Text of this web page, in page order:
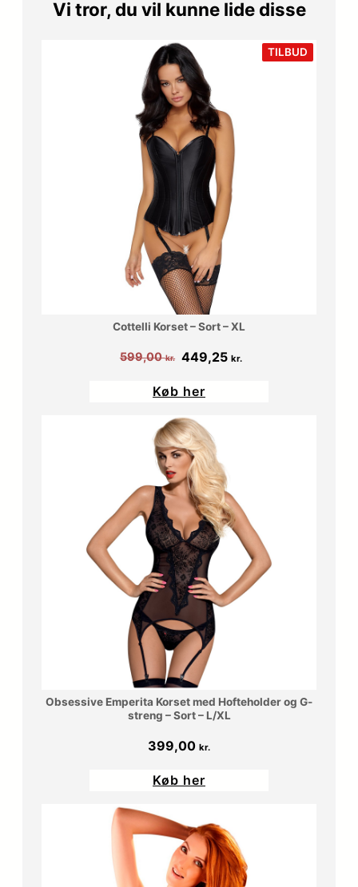
Vi tror, du vil kunne lide disse
TILBUD
PÅ
Cottelli Korset – Sort – XL
599,00kr.
Den
pris
var:
599,00 kr..
449,25 kr.
Køb her
Obsessive Emperita Korset med Hofteholder og G-
streng – Sort – L/XL
399,00 kr.
Køb her